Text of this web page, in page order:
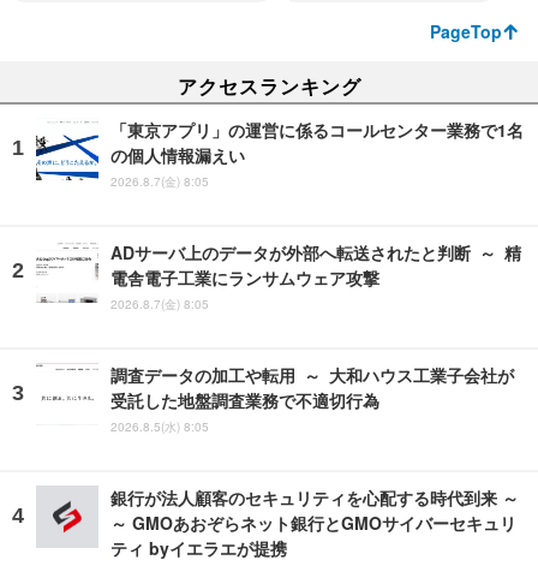
PageTop
アクセスランキング
「東京アプリ」の運営に係るコールセンター業務で1名
の個人情報漏えい
2026.8.7(金) 8:05
ADサーバ上のデータが外部へ転送されたと判断 ～ 精
電舎電子工業にランサムウェア攻撃
2026.8.7(金) 8:05
調査データの加工や転用 ～ 大和ハウス工業子会社が
受託した地盤調査業務で不適切行為
2026.8.5(水) 8:05
銀行が法人顧客のセキュリティを心配する時代到来 ～
～ GMOあおぞらネット銀行とGMOサイバーセキュリ
ティ byイエラエが提携